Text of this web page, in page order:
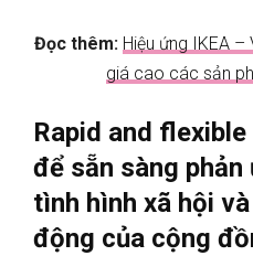
Đọc thêm: Hiệu ứng IKEA
giá cao các sản
Rapid and
để sẵn sàng phản
tình hình xã hội
động của cộng